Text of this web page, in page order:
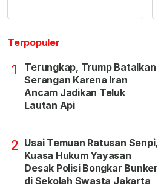
Terpopuler
1
Terungkap, Trump Batalkan
Serangan Karena Iran
Ancam Jadikan Teluk
Lautan Api
2 Usai Temuan Ratusan Senpi,
Kuasa Hukum Yayasan
Desak Polisi Bongkar Bunker
di Sekolah Swasta Jakarta